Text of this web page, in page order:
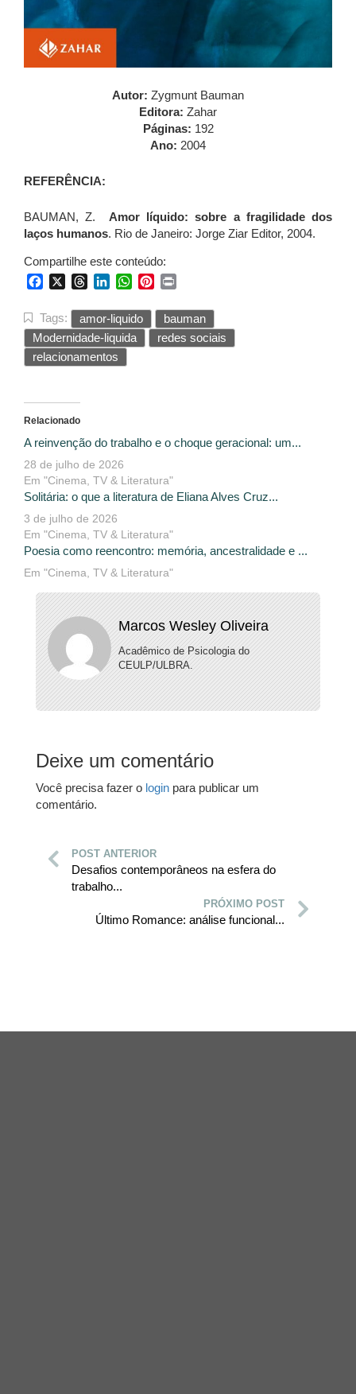
Autor: Zygmunt Bauman
Editora: Zahar
Páginas: 192
Ano: 2004
REFERÊNCIA:
BAUMAN, Z. Amor líquido: sobre a fragilidade dos
laços humanos. Rio de Janeiro: Jorge Ziar Editor, 2004.
Compartilhe este conteúdo:
FacebookThreadsLinkedInWhatsApp
Pinterest
Tags: amor-liquido
bauman
Modernidade-liquida
redes sociais
relacionamentos
Relacionado
A reinvenção do trabalho e o choque geracional: um...
28 de julho de 2026
Em "Cinema, TV & Literatura"
Solitária: o que a literatura de Eliana Alves Cruz...
3 de julho de 2026
Em "Cinema, TV & Literatura"
Poesia como reencontro: memória, ancestralidade e ...
Em "Cinema, TV & Literatura"
Marcos Wesley Oliveira
Acadêmico de Psicologia do
CEULP/ULBRA.
Deixe um comentário
Você precisa fazer o login para publicar um
comentário.
POST ANTERIOR
Desafios contemporâneos na esfera do
trabalho...
PRÓXIMO POST
Último Romance: análise funcional...